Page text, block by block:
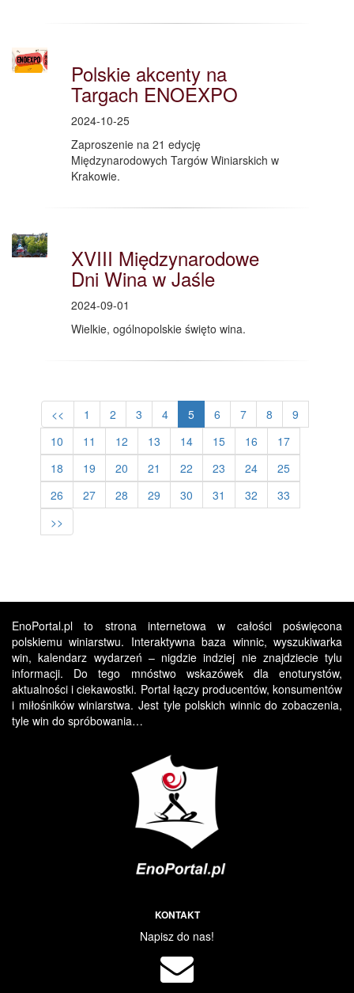
Polskie akcenty na
Targach ENOEXPO
2024-10-25
Zaproszenie na 21 edycję
Międzynarodowych Targów Winiarskich w
Krakowie.
XVIII Międzynarodowe
Dni Wina w Jaśle
2024-09-01
Wielkie, ogólnopolskie święto wina.
<< 1 2 3 4 5 6 7 8
9
10
11 12 13 14 15 16
17
18
19 20 21 22 23 24
25
26
27 28 29 30 31 32
33
>>
EnoPortal.pl to strona internetowa w całości poświęcona
polskiemu winiarstwu. Interaktywna baza winnic, wyszukiwarka
win, kalendarz wydarzeń – nigdzie indziej nie znajdziecie tylu
informacji. Do tego mnóstwo wskazówek dla enoturystów,
aktualności i ciekawostki. Portal łączy producentów, konsumentów
i miłośników winiarstwa. Jest tyle polskich winnic do zobaczenia,
tyle win do spróbowania…
KONTAKT
Napisz do nas!